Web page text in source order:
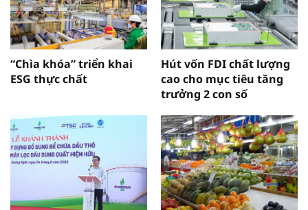
“Chìa khóa” triển khai
ESG thực chất
Hút vốn FDI chất lượng
cao cho mục tiêu tăng
trưởng 2 con số